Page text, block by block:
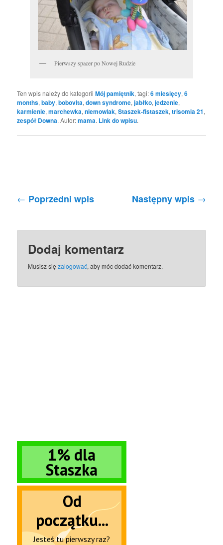
Pierwszy spacer po Nowej Rudzie
Ten wpis należy do kategoriiMój pamiętnik, tagi:6 miesięcy,6
months,baby,bobovita,down syndrome,jabłko,jedzenie,
karmienie,marchewka,niemowlak,Staszek-fistaszek,trisomia 21,
zespół Downa. Autor:mama. Link do wpisu.
Nawigacja po wpisach
← Poprzedni wpis Następny wpis →
Dodaj komentarz
Musisz sięzalogować, aby móc dodać komentarz.